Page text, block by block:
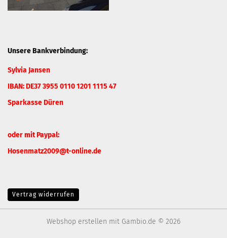
Unsere Bankverbindung:
Sylvia Jansen
IBAN: DE37 3955 0110 1201 1115 47
Sparkasse Düren
oder mit Paypal:
Hosenmatz2009@t-online.de
Vertrag widerrufen
Webshop erstellen mit Gambio.de © 2026